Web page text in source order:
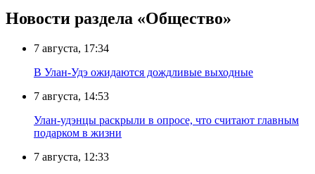
Новости раздела «Общество»
7 августа, 17:34
В Улан-Удэ ожидаются дождливые выходные
7 августа, 14:53
Улан-удэнцы раскрыли в опросе, что считают главным
подарком в жизни
7 августа, 12:33